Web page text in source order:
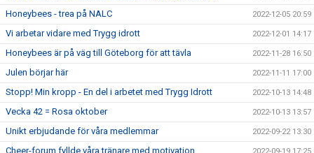
Honeybees - trea på NALC 2022-12-05 20:59
Vi arbetar vidare med Trygg idrott 2022-12-01 14:17
Honeybees är på väg till Göteborg för att tävla 2022-11-28 16:50
Julen börjar här 2022-11-11 17:00
Stopp! Min kropp - En del i arbetet med Trygg Idrott 2022-10-13 14:48
Vecka 42 = Rosa oktober 2022-10-13 13:57
Unikt erbjudande för våra medlemmar 2022-09-22 13:30
Cheer-forum fyllde våra tränare med motivation